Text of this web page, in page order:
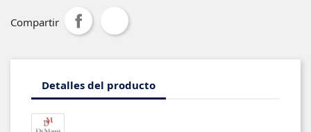
Compartir
Detalles del producto